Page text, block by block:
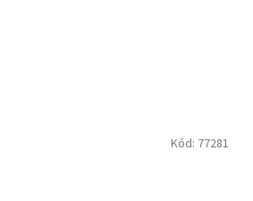
Kód: 77281